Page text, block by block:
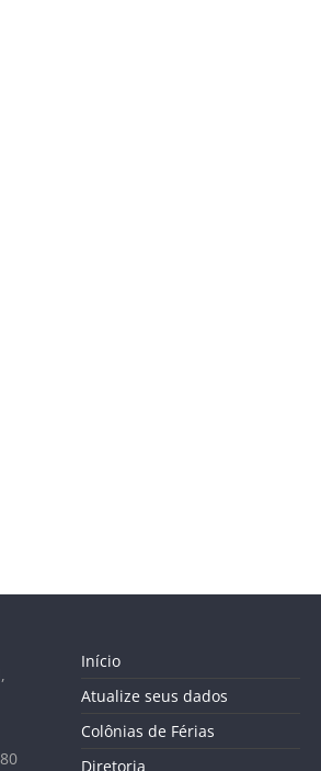
Início
Atualize seus dados
Colônias de Férias
Diretoria